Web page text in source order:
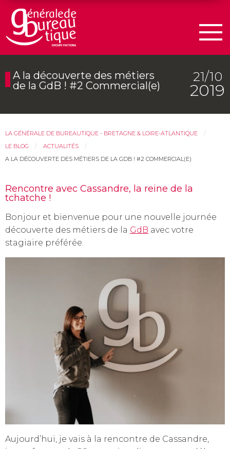
A la découverte des métiers
de la GdB ! #2 Commercial(e)
21/10
2019
LA GÉNÉRALE DE BUREAUTIQUE - BRETAGNE & LOIRE-ATLANTIQUE
LE BLOG
ACTUALITÉS
A LA DÉCOUVERTE DES MÉTIERS DE LA GDB ! #2 COMMERCIAL(E)
Rencontre avec Cassandre, la reine de la
tchatche !
Bonjour et bienvenue pour une nouvelle journée
découverte des métiers de la GdB avec votre
stagiaire préférée.
Aujourd’hui, je vais à la rencontre de Cassandre,